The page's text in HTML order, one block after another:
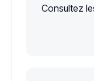
Consultez